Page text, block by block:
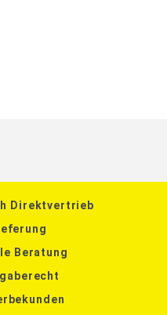
Direktvertrieb
Beratung